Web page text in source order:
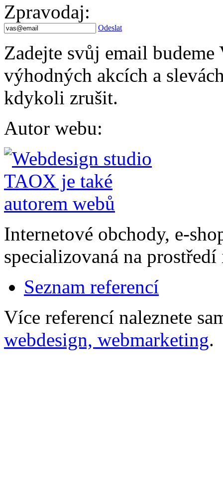
Zpravodaj:
Odeslat
Zadejte svůj email
výhodných akcích a
kdykoli zrušit.
Autor webu:
Internetové obchody, e-
specializovaná na
Seznam referencí
Více referencí naleznete
webdesign, webmarketing.